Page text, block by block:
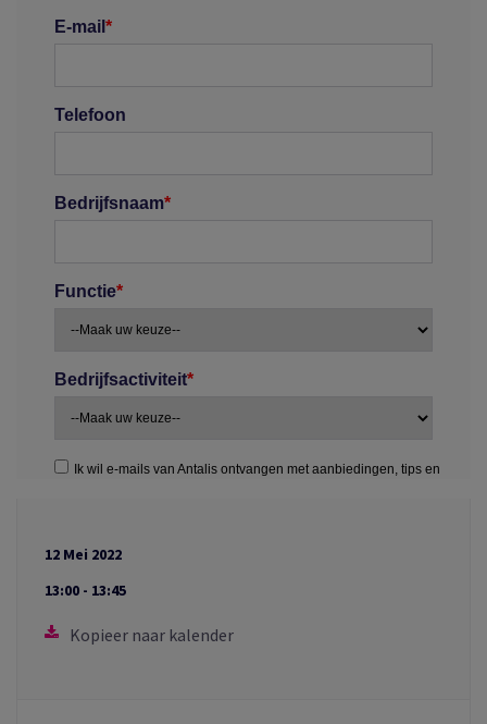
12 Mei 2022
13:00 - 13:45
Kopieer naar kalender